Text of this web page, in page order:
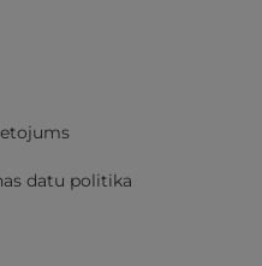
datu politika